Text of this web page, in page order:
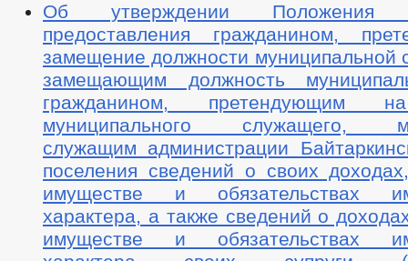
Об утверждении
предоставления гражданином,
замещение должности муниципальной
замещающим должность
гражданином, претендующим
муниципального служащего,
служащим администрации
поселения сведений о своих
имуществе и обязательствах
характера, а также сведений о
имуществе и обязательствах